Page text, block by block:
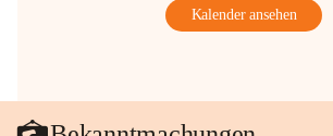
Kalender ansehen